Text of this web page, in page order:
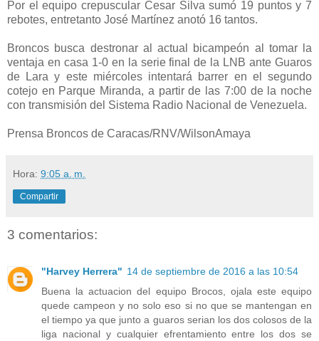
Por el equipo crepuscular Cesar Silva sumó 19 puntos y 7
rebotes, entretanto José Martínez anotó 16 tantos.
Broncos busca destronar al actual bicampeón al tomar la
ventaja en casa 1-0 en la serie final de la LNB ante Guaros
de Lara y este miércoles intentará barrer en el segundo
cotejo en Parque Miranda, a partir de las 7:00 de la noche
con transmisión del Sistema Radio Nacional de Venezuela.
Prensa Broncos de Caracas/RNV/WilsonAmaya
Hora: 9:05 a. m.
Compartir
3 comentarios:
"Harvey Herrera" 14 de septiembre de 2016 a las 10:54
Buena la actuacion del equipo Brocos, ojala este equipo
quede campeon y no solo eso si no que se mantengan en
el tiempo ya que junto a guaros serian los dos colosos de la
liga nacional y cualquier efrentamiento entre los dos se